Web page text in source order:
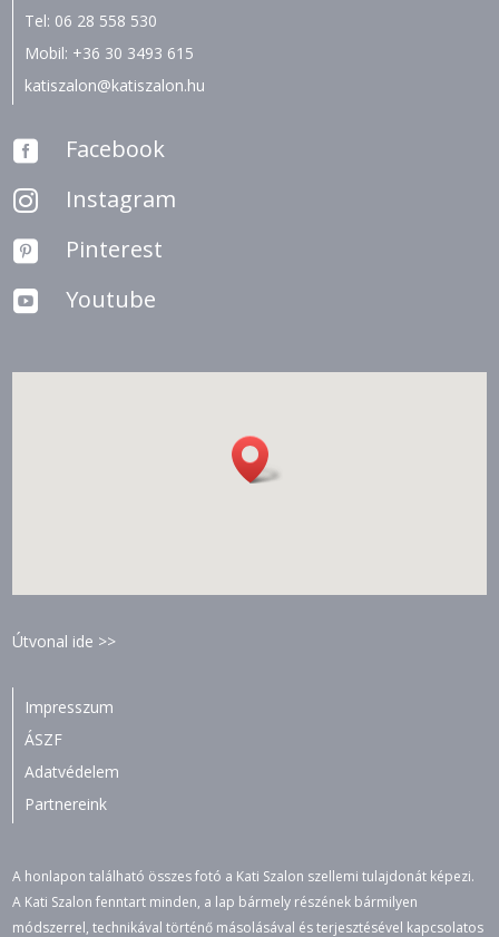
Tel: 06 28 558 530
Mobil: +36 30 3493 615
katiszalon@katiszalon.hu
 Facebook
 Instagram
 Pinterest
 Youtube
Útvonal ide >>
Impresszum
ÁSZF
Adatvédelem
Partnereink
A honlapon található összes fotó a Kati Szalon szellemi tulajdonát képezi.
A Kati Szalon fenntart minden, a lap bármely részének bármilyen
módszerrel, technikával történő másolásával és terjesztésével kapcsolatos